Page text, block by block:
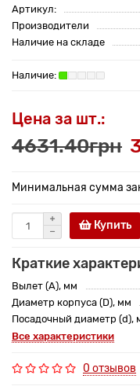
Артикул:
Производители
Наличие на складе
Цена за шт.:
4631.40грн
Минимальная сумма
Купить
Краткие
Вылет (A), мм
Диаметр корпуса (D), мм
Посадочный диаметр (d),
Все характеристики
0 отзывов